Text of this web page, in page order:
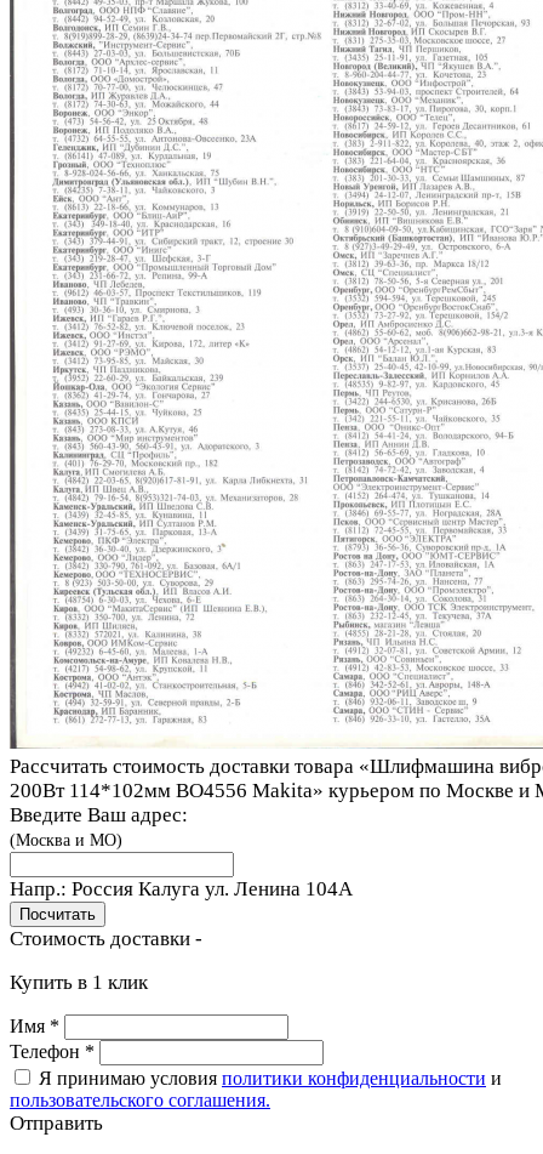
Рассчитать стоимость доставки товара «Шлифмашина
200Вт 114*102мм BO4556 Makita» курьером по Москве и
Введите Ваш адрес:
(Москва и МО)
Напр.: Россия Калуга ул. Ленина 104A
Стоимость доставки -
Купить в 1 клик
Имя *
Телефон *
Я принимаю условия политики конфиденциальности и
пользовательского соглашения.
Отправить